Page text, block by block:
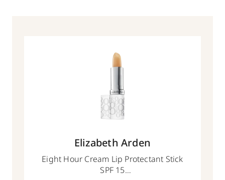
Elizabeth Arden
Eight Hour Cream Lip Protectant Stick
SPF 15